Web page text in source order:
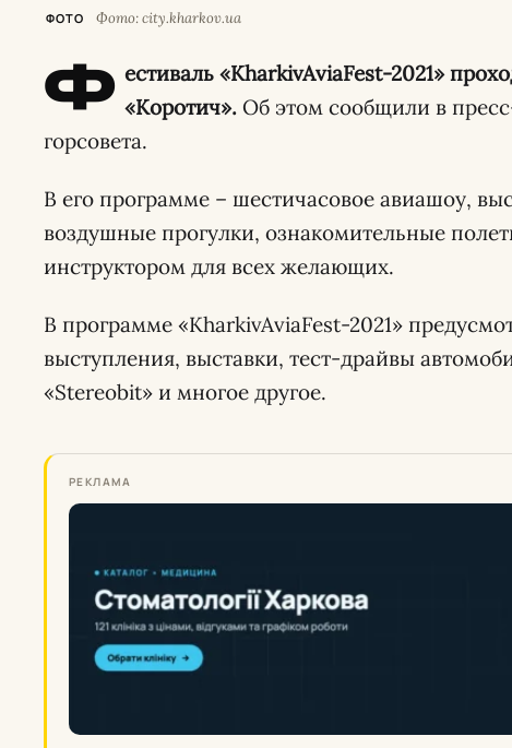
ФОТО Фото: city.kharkov.ua
Ф естиваль «KharkivAviaFest-2021»
«Коротич». Об этом сообщили в
горсовета.
В его программе – шестичасовое авиашоу,
воздушные прогулки, ознакомительные
инструктором для всех желающих.
В программе «KharkivAviaFest-2021»
выступления, выставки, тест-драйвы
«Stereobit» и многое другое.
РЕКЛАМА